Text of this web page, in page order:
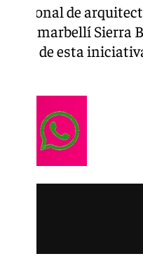
de
marbellí Sierra
de esta